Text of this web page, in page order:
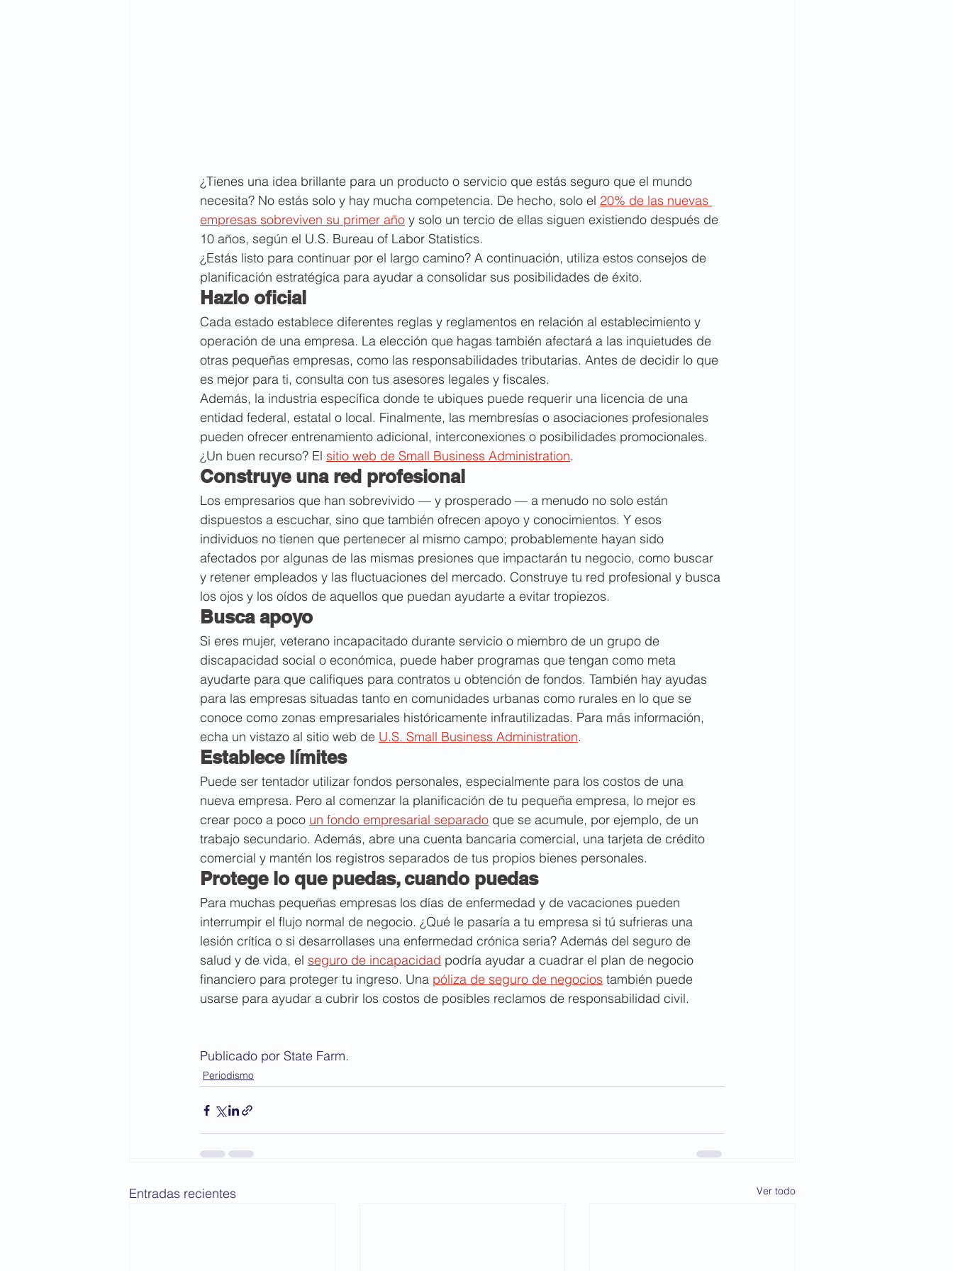
¿Tienes una idea brillante para un producto o servicio que estás seguro que el mundo
necesita? No estás solo y hay mucha competencia. De hecho, solo el 20% de las nuevas
empresas sobreviven su primer año y solo un tercio de ellas siguen existiendo después de
10 años, según el U.S. Bureau of Labor Statistics.
¿Estás listo para continuar por el largo camino? A continuación, utiliza estos consejos de
planificación estratégica para ayudar a consolidar sus posibilidades de éxito.
Hazlo oficial
Cada estado establece diferentes reglas y reglamentos en relación al establecimiento y
operación de una empresa. La elección que hagas también afectará a las inquietudes de
otras pequeñas empresas, como las responsabilidades tributarias. Antes de decidir lo que
es mejor para ti, consulta con tus asesores legales y fiscales.
Además, la industria específica donde te ubiques puede requerir una licencia de una
entidad federal, estatal o local. Finalmente, las membresías o asociaciones profesionales
pueden ofrecer entrenamiento adicional, interconexiones o posibilidades promocionales.
¿Un buen recurso? El sitio web de Small Business Administration.
Construye una red profesional
Los empresarios que han sobrevivido — y prosperado — a menudo no solo están
dispuestos a escuchar, sino que también ofrecen apoyo y conocimientos. Y esos
individuos no tienen que pertenecer al mismo campo; probablemente hayan sido
afectados por algunas de las mismas presiones que impactarán tu negocio, como buscar
y retener empleados y las fluctuaciones del mercado. Construye tu red profesional y busca
los ojos y los oídos de aquellos que puedan ayudarte a evitar tropiezos.
Busca apoyo
Si eres mujer, veterano incapacitado durante servicio o miembro de un grupo de
discapacidad social o económica, puede haber programas que tengan como meta
ayudarte para que califiques para contratos u obtención de fondos. También hay ayudas
para las empresas situadas tanto en comunidades urbanas como rurales en lo que se
conoce como zonas empresariales históricamente infrautilizadas. Para más información,
echa un vistazo al sitio web de U.S. Small Business Administration.
Establece límites
Puede ser tentador utilizar fondos personales, especialmente para los costos de una
nueva empresa. Pero al comenzar la planificación de tu pequeña empresa, lo mejor es
crear poco a poco un fondo empresarial separado que se acumule, por ejemplo, de un
trabajo secundario. Además, abre una cuenta bancaria comercial, una tarjeta de crédito
comercial y mantén los registros separados de tus propios bienes personales.
Protege lo que puedas, cuando puedas
Para muchas pequeñas empresas los días de enfermedad y de vacaciones pueden
interrumpir el flujo normal de negocio. ¿Qué le pasaría a tu empresa si tú sufrieras una
lesión crítica o si desarrollases una enfermedad crónica seria? Además del seguro de
salud y de vida, el seguro de incapacidad podría ayudar a cuadrar el plan de negocio
financiero para proteger tu ingreso. Una póliza de seguro de negocios también puede
usarse para ayudar a cubrir los costos de posibles reclamos de responsabilidad civil.
Publicado por State Farm.
Periodismo
Entradas recientes Ver todo